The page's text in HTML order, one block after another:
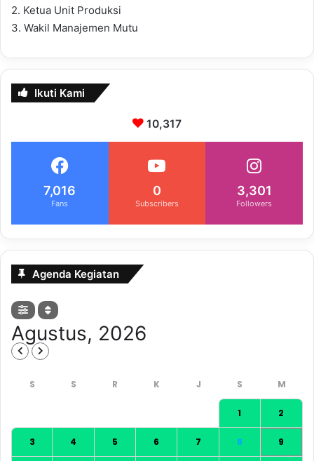
2. Ketua Unit Produksi
3. Wakil Manajemen Mutu
Ikuti Kami
10,317
7,016
Fans
0
Subscribers
3,301
Followers
Agenda Kegiatan
Agustus, 2026
1 2
3 4 5 6 7 8 9